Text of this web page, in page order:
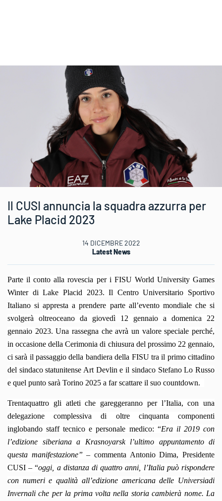
Il CUSI annuncia la squadra azzurra per
Lake Placid 2023
14 DICEMBRE 2022
Latest News
Parte il conto alla rovescia per i FISU World University Games
Winter di Lake Placid 2023. Il Centro Universitario Sportivo
Italiano si appresta a prendere parte all’evento mondiale che si
svolgerà oltreoceano da giovedì 12 gennaio a domenica 22
gennaio 2023. Una rassegna che avrà un valore speciale perché,
in occasione della Cerimonia di chiusura del prossimo 22 gennaio,
ci sarà il passaggio della bandiera della FISU tra il primo cittadino
del sindaco statunitense Art Devlin e il sindaco Stefano Lo Russo
e quel punto sarà Torino 2025 a far scattare il suo countdown.
Trentaquattro gli atleti che gareggeranno per l’Italia, con una
delegazione complessiva di oltre cinquanta componenti
inglobando staff tecnico e personale medico: “Era il 2019 con
l’edizione siberiana a Krasnoyarsk l’ultimo appuntamento di
questa manifestazione”– commenta Antonio Dima, Presidente
CUSI – “oggi, a distanza di quattro anni,
l’Italia può rispondere
con numeri e qualità all’edizione americana delle Universiadi
Invernali che per la prima volta nella storia cambierà nome. La